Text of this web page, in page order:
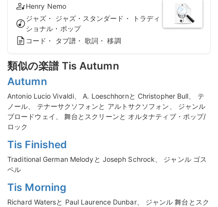
Henry Nemo
ジャズ・ ジャズ・スタンダード・ トラディ
ショナル・ポップ
コード・ タブ譜・ 歌詞・ 移調
類似の楽譜 Tis Autumn
Autumn
Antonio Lucio Vivaldi、 A. Loeschhornと Christopher Bull、 テ
ノール、 テナーサクソフォンと アルトサクソフォン、 ジャンル
ブロードウェイ、 舞台とスクリーンと オルタナティブ・ポップ/
ロック
Tis Finished
Traditional German Melodyと Joseph Schrock、 ジャンル ゴス
ペル
Tis Morning
Richard Watersと Paul Laurence Dunbar、 ジャンル 舞台とスク